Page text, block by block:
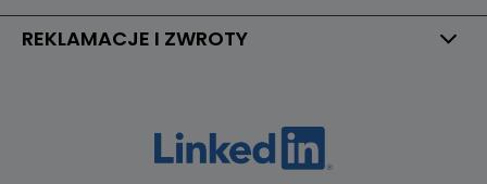
REKLAMACJE I ZWROTY